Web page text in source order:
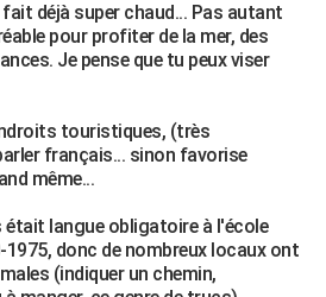
déjà super chaud... Pas autant
pour profiter de la mer, des
Je pense que tu peux viser
touristiques, (très
français... sinon favorise
même...
langue obligatoire à l'école
1975, donc de nombreux locaux ont
(indiquer un chemin,